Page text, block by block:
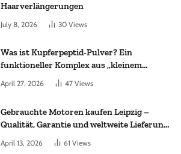
Haarverlängerungen
July 8, 2026 30 Views
Was ist Kupferpeptid-Pulver? Ein
funktioneller Komplex aus „kleinem
Molekül + Metall“
April 27, 2026 47 Views
Gebrauchte Motoren kaufen Leipzig –
Qualität, Garantie und weltweite Lieferung
April 13, 2026 61 Views